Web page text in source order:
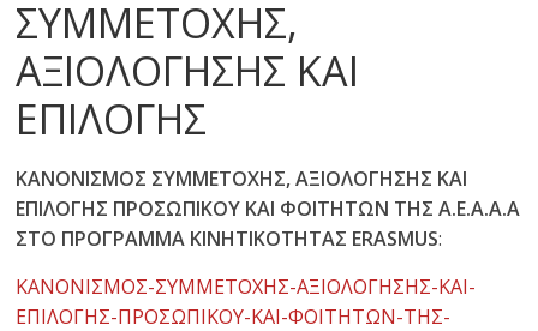
Ανώτατη
Εκκλησιαστική
Ακαδημία
Αθηνών
ΣΥΜΜΕΤΟΧΗΣ,
ΑΞΙΟΛΟΓΗΣΗΣ ΚΑΙ
ΕΠΙΛΟΓΗΣ
ΚΑΝΟΝΙΣΜΟΣ ΣΥΜΜΕΤΟΧΗΣ, ΑΞΙΟΛΟΓΗΣΗΣ ΚΑΙ
ΕΠΙΛΟΓΗΣ ΠΡΟΣΩΠΙΚΟΥ ΚΑΙ ΦΟΙΤΗΤΩΝ ΤΗΣ Α.Ε.Α.Α.Α
ΣΤΟ ΠΡΟΓΡΑΜΜΑ ΚΙΝΗΤΙΚΟΤΗΤΑΣ ERASMUS:
ΚΑΝΟΝΙΣΜΟΣ-ΣΥΜΜΕΤΟΧΗΣ-ΑΞΙΟΛΟΓΗΣΗΣ-ΚΑΙ-
ΕΠΙΛΟΓΗΣ-ΠΡΟΣΩΠΙΚΟΥ-ΚΑΙ-ΦΟΙΤΗΤΩΝ-ΤΗΣ-